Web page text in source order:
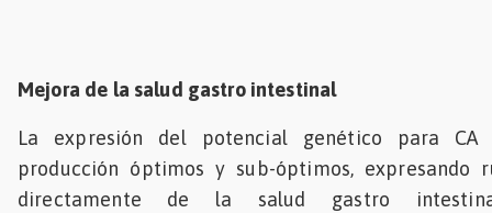
Mejora de la salud gastro intestinal
La expresión del potencial genético para
producción óptimos y sub-óptimos, expresando
directamente de la salud gastro